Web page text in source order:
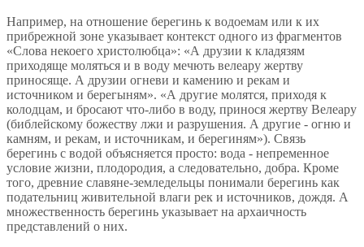
Например, на отношение берегинь к водоемам или к их
прибрежной зоне указывает контекст одного из фрагментов
«Слова некоего христолюбца»: «А друзии к кладязям
приходяще моляться и в воду мечють велеару жертву
приносяще. А друзии огневи и камению и рекам и
источником и берегыням». «А другие молятся, приходя к
колодцам, и бросают что-либо в воду, принося жертву Велеару
(библейскому божеству лжи и разрушения. А другие - огню и
камням, и рекам, и источникам, и берегиням»). Связь
берегинь с водой объясняется просто: вода - непременное
условие жизни, плодородия, а следовательно, добра. Кроме
того, древние славяне-земледельцы понимали берегинь как
подательниц живительной влаги рек и источников, дождя. А
множественность берегинь указывает на архаичность
представлений о них.